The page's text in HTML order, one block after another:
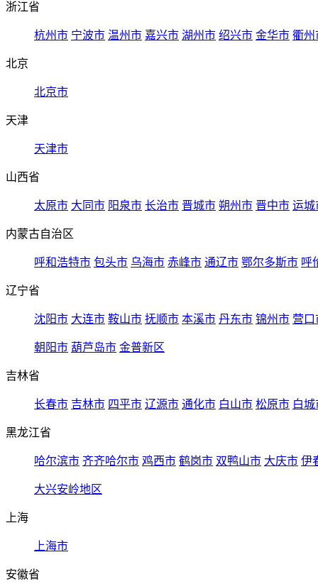
浙江省
杭州市 宁波市 温州市 嘉兴市 湖州市 绍兴市 金华市 衢州
北京
北京市
天津
天津市
山西省
太原市 大同市 阳泉市 长治市 晋城市 朔州市 晋中市 运城
内蒙古自治区
呼和浩特市 包头市 乌海市 赤峰市 通辽市 鄂尔多斯市 呼
辽宁省
沈阳市 大连市 鞍山市 抚顺市 本溪市 丹东市 锦州市 营口
朝阳市 葫芦岛市 金普新区
吉林省
长春市 吉林市 四平市 辽源市 通化市 白山市 松原市 白城
黑龙江省
哈尔滨市 齐齐哈尔市 鸡西市 鹤岗市 双鸭山市 大庆市 伊
大兴安岭地区
上海
上海市
安徽省